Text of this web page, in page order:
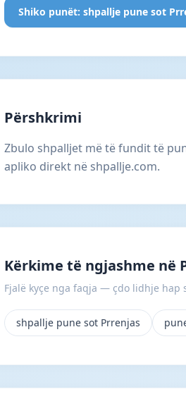
Shiko punët: shpallje pune sot
Përshkrimi
Zbulo shpalljet më të fundit të
apliko direkt në shpallje.com.
Kërkime të ngjashme në
Fjalë kyçe nga faqja — çdo lidhje
shpallje pune sot Prrenjas